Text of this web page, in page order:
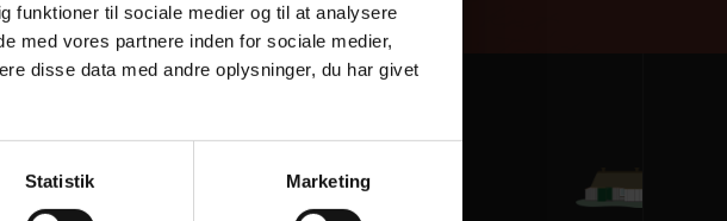
funktioner til sociale medier og til at analysere
med vores partnere inden for sociale medier,
disse data med andre oplysninger, du har givet
Statistik Marketing